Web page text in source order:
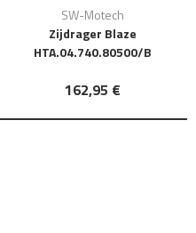
SW-Motech
Zijdrager Blaze
HTA.04.740.80500/B
162,95 €